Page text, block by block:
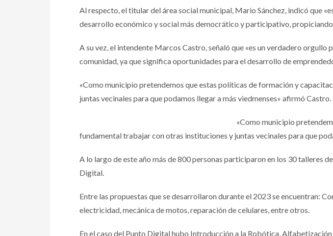
Al respecto, el titular del área social municipal, Mario Sánchez, indicó que
desarrollo económico y social más democrático y participativo,
A su vez, el intendente Marcos Castro, señaló que «es un verdadero
comunidad, ya que significa oportunidades para el desarrollo de
«Como municipio pretendemos que estas políticas de formación y
juntas vecinales para que podamos llegar a más viedmenses» afirmó Castro.
«Como municipio
fundamental trabajar con otras instituciones y juntas vecinales para que
A lo largo de este año más de 800 personas participaron en los 30 talleres
Digital.
Entre las propuestas que se desarrollaron durante el 2023 se encuentran:
electricidad, mecánica de motos, reparación de celulares, entre otros.
En el caso del Punto Digital hubo Introducción a la Robótica,